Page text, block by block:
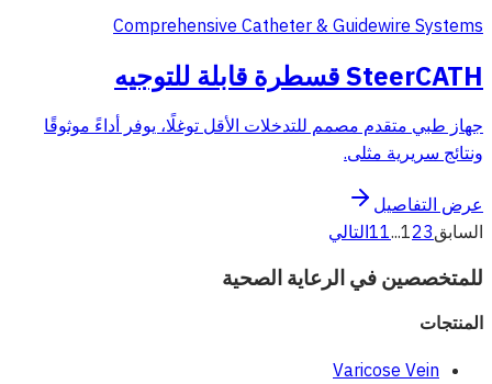
Comprehensive Catheter & Guidewire Systems
SteerCATH قسطرة قابلة للتوجيه
جهاز طبي متقدم مصمم للتدخلات الأقل توغلًا، يوفر أداءً موثوقًا
ونتائج سريرية مثلى.
عرض التفاصيل
السابق
123
...
11التالي
للمتخصصين في الرعاية الصحية
المنتجات
Varicose Vein